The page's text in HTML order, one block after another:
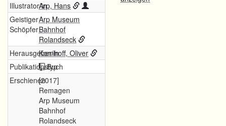
Illustrator/inArp, Hans
Geistiger
Schöpfer
Arp Museum
Bahnhof
Rolandseck
Herausgeber/inKornhoff, Oliver
Publikationstyp
Buch
Erschienen[2017]
Remagen
Arp Museum
Bahnhof
Rolandseck